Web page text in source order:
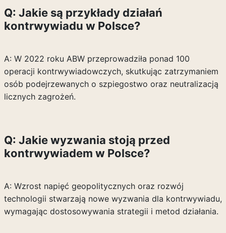
Q: Jakie są przykłady działań
kontrwywiadu w Polsce?
A: W 2022 roku ABW przeprowadziła ponad 100
operacji kontrwywiadowczych, skutkując zatrzymaniem
osób podejrzewanych o szpiegostwo oraz neutralizacją
licznych zagrożeń.
Q: Jakie wyzwania stoją przed
kontrwywiadem w Polsce?
A: Wzrost napięć geopolitycznych oraz rozwój
technologii stwarzają nowe wyzwania dla kontrwywiadu,
wymagając dostosowywania strategii i metod działania.